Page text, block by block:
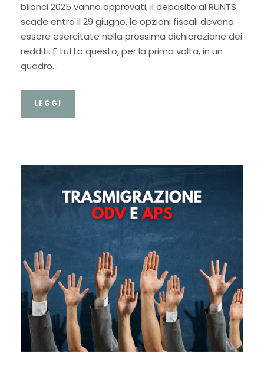
bilanci 2025 vanno approvati, il deposito al RUNTS
scade entro il 29 giugno, le opzioni fiscali devono
essere esercitate nella prossima dichiarazione dei
redditi. E tutto questo, per la prima volta, in un
quadro...
LEGGI